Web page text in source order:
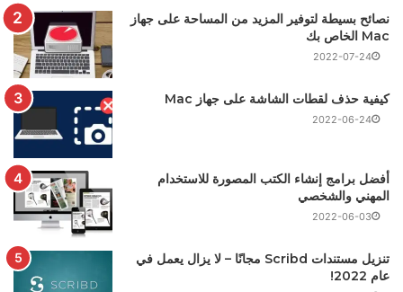
نصائح بسيطة لتوفير المزيد من المساحة على جهاز
Mac الخاص بك
2022-07-24
كيفية حذف لقطات الشاشة على جهاز Mac
2022-06-24
أفضل برامج إنشاء الكتب المصورة للاستخدام
المهني والشخصي
2022-06-03
تنزيل مستندات Scribd مجانًا – لا يزال يعمل في
عام 2022!